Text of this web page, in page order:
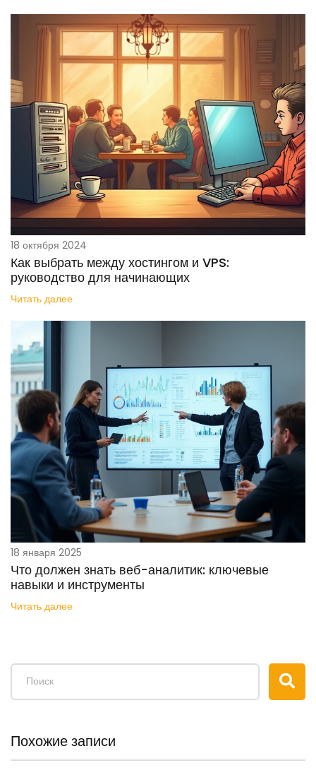
18 октября 2024
Как выбрать между хостингом и VPS:
руководство для начинающих
Читать далее
18 января 2025
Что должен знать веб-аналитик: ключевые
навыки и инструменты
Читать далее
Похожие записи